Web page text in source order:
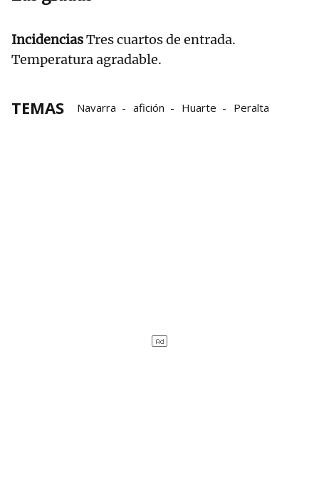
IncidenciasTres cuartos de entrada.
Temperatura agradable.
TEMAS Navarra afición Huarte Peralta